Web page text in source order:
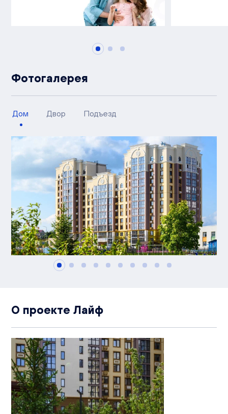
Фотогалерея
Дом Двор Подъезд
О проекте Лайф